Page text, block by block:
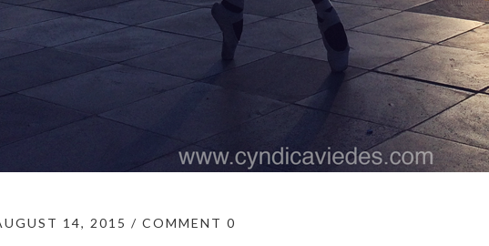
14, 2015 COMMENT 0